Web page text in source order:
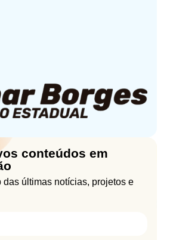
conteúdos em
das últimas notícias, projetos e